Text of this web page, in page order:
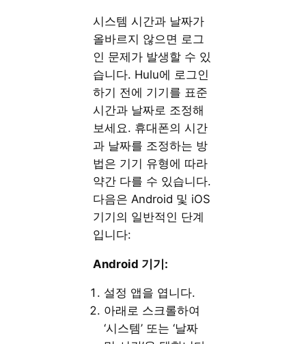
시스템 시간과 날짜가
올바르지 않으면 로그
인 문제가 발생할 수 있
습니다. Hulu에 로그인
하기 전에 기기를 표준
시간과 날짜로 조정해
보세요. 휴대폰의 시간
과 날짜를 조정하는 방
법은 기기 유형에 따라
약간 다를 수 있습니다.
다음은 Android 및 iOS
기기의 일반적인 단계
입니다:
Android 기기:
설정 앱을 엽니다.
아래로 스크롤하여
‘시스템’ 또는 ‘날짜